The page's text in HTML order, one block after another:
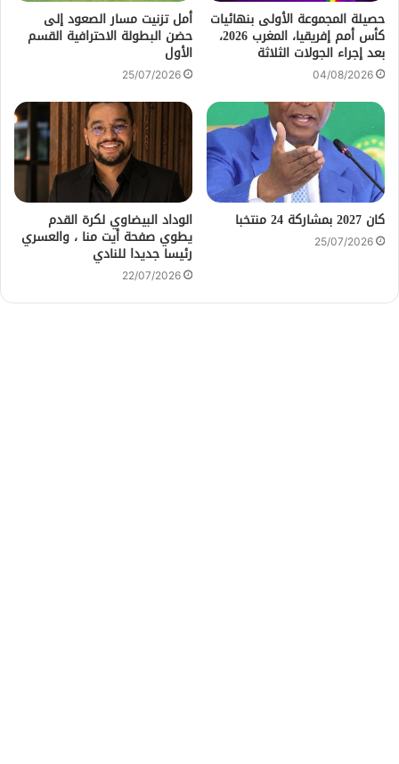
حصيلة المجموعة الأولى بنهائيات
كأس أمم إفريقيا، المغرب 2026،
بعد إجراء الجولات الثلاثة
04/08/2026
أمل تزنيت مسار الصعود إلى
حضن البطولة الاحترافية القسم
الأول
25/07/2026
كان 2027 بمشاركة 24 منتخبا
25/07/2026
الوداد البيضاوي لكرة القدم
يطوي صفحة أيت منا ، والعسري
رئيسا جديدا للنادي
22/07/2026